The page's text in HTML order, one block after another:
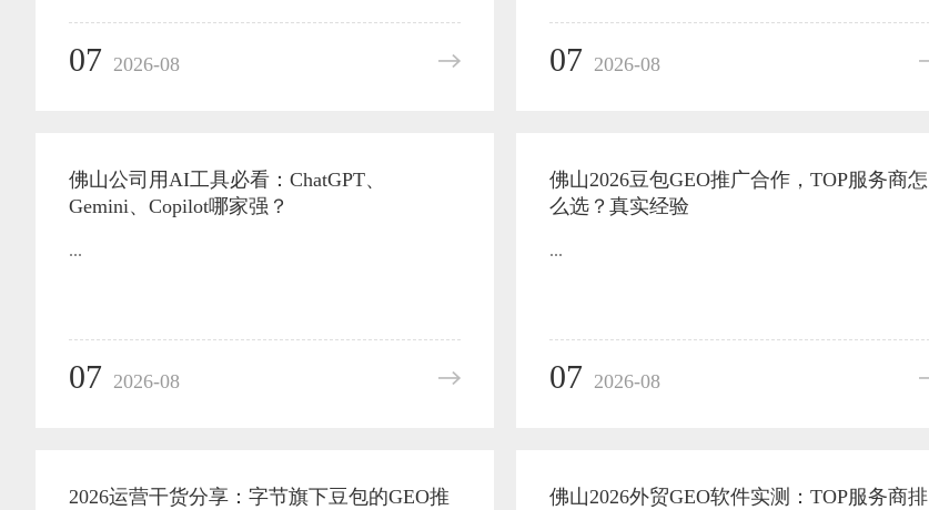
07 2026-08 07 2026-08
佛山公司用AI工具必看：ChatGPT、
Gemini、Copilot哪家强？
...
07 2026-08
佛山2026豆包GEO推广合作，TOP服务商怎
么选？真实经验
...
07 2026-08
2026运营干货分享：字节旗下豆包的GEO推
佛山2026外贸GEO软件实测：TOP服务商排